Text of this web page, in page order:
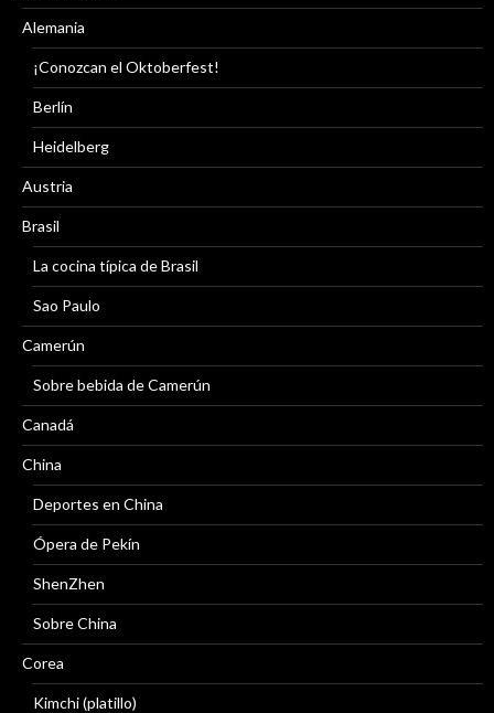
Alemania
¡Conozcan el Oktoberfest!
Berlín
Heidelberg
Austria
Brasil
La cocina típica de Brasil
Sao Paulo
Camerún
Sobre bebida de Camerún
Canadá
China
Deportes en China
Ópera de Pekín
ShenZhen
Sobre China
Corea
Kimchi (platillo)